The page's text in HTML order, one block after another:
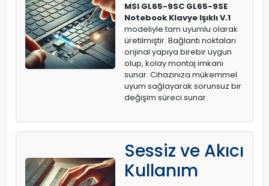
MSI GL65-9SC GL65-9SE
Notebook Klavye Işıklı V.1
modeliyle tam uyumlu olarak
üretilmiştir. Bağlantı noktaları
orijinal yapıya birebir uygun
olup, kolay montaj imkanı
sunar. Cihazınıza mükemmel
uyum sağlayarak sorunsuz bir
değişim süreci sunar.
Sessiz ve Akıcı
Kullanım